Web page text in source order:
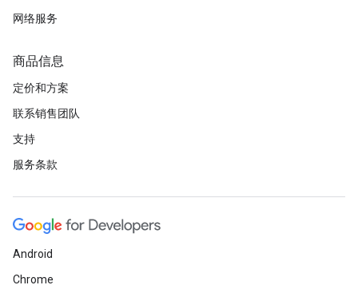
网络服务
商品信息
定价和方案
联系销售团队
支持
服务条款
Android
Chrome